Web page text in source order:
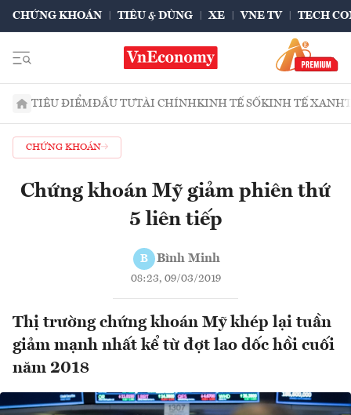
CHỨNG KHOÁN TIÊU & DÙNG XE VNE TV TECH
TIÊU ĐIỂMĐẦU TƯTÀI CHÍNHKINH TẾ SỐKINH TẾ XANH
CHỨNG KHOÁN
Chứng khoán Mỹ giảm phiên thứ
5 liên tiếp
B Bình Minh
08:23, 09/03/2019
Thị trường chứng khoán Mỹ khép lại tuần
giảm mạnh nhất kể từ đợt lao dốc hồi cuối
năm 2018